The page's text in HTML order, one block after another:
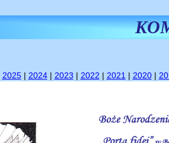
2025| 2024| 2023 | 2022 | 2021 | 2020|